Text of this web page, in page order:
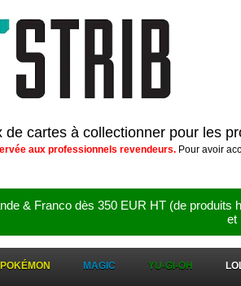
de cartes à collectionner pour les
aux professionnels revendeurs. Pour avoir
& Franco dès 350 EUR HT (de
et
POKÉMON MAGIC YU-GI-OH